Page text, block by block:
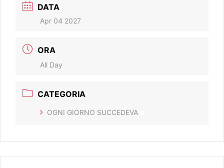
DATA
Apr 04 2027
ORA
All Day
CATEGORIA
OGNI GIORNO SUCCEDEVA